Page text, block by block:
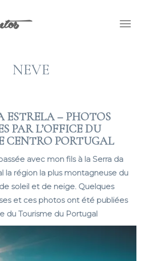
NEVE
ESTRELA – PHOTOS
PAR L’OFFICE DU
CENTRO PORTUGAL
avec mon fils à la Serra da
la région la plus montagneuse du
soleil et de neige. Quelques
et ces photos ont été publiées
du Tourisme du Portugal